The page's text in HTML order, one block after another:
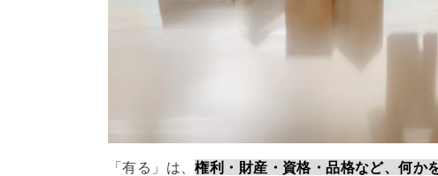
「有る」は、権利・財産・資格・品格など、何か